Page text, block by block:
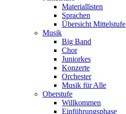
Materiallisten
Sprachen
Übersicht Mittelstufe
Musik
Big Band
Chor
Juniorkes
Konzerte
Orchester
Musik für Alle
Oberstufe
Willkommen
Einführungsphase